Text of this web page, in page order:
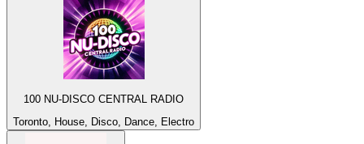
100 NU-DISCO CENTRAL RADIO
Toronto, House, Disco, Dance, Electro